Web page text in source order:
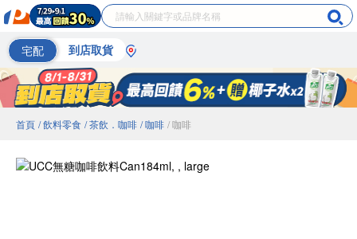
宅配 到店取貨
首頁 / 飲料零食 / 茶飲．咖啡 / 咖啡 / 咖啡